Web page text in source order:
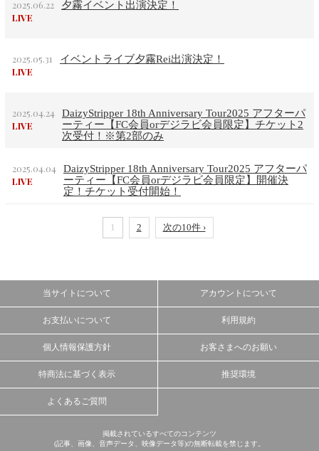
2025.06.22
LIVE
夕霧イベント出演決定！
2025.05.31
LIVE
イベントライブ夕霧Rei出演決定！
2025.04.24
LIVE
DaizyStripper 18th Anniversary Tour2025 アフターパ
ーティー【FC会員orデジラビ会員限定】チケット2
次受付！※第2部のみ
2025.04.04
LIVE
DaizyStripper 18th Anniversary Tour2025 アフターパ
ーティー【FC会員orデジラビ会員限定】開催決
定！チケット受付開始！
1 2 次の10件 ›
当サイトについて アカウントについて
お支払いについて 利用規約
個人情報保護方針 お客さまへのお願い
特商法に基づく表示 推奨環境
よくあるご質問
掲載されているすべてのコンテンツ
(記事、画像、音声データ、映像データ等)の無断転載を禁じます。